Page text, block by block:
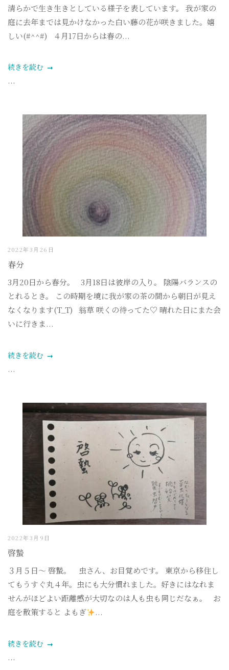
清らかで生き生きとしている様子を表しています。 我が家の
庭に去年までは見かけなかった白い藤の花が咲きました。嬉
しい(#^^#) ４月17日からは春の...
続きを読む
...
2022年3月26日
春分
3月20日から春分。 3月18日は彼岸の入り。 陰陽バランスの
とれるとき。 この時期を境に我が家の茶の間から朝日が見え
なくなります(T_T) 翁草 咲くの待ってた♡ 晴れた日にまた会
いに行きま...
続きを読む
...
2022年3月9日
啓蟄
３月５日〜 啓蟄。 虫さん、お目覚めです。 東京から移住し
てもうすぐ丸４年。虫にも大分慣れました。好きにはなれま
せんがほどよい距離感が大切なのは人も虫も同じだなぁ。 お
庭を散策すると よもぎ
...
続きを読む
...